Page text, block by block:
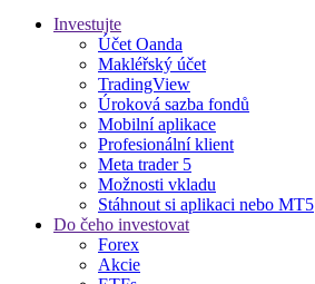
Investujte
Účet Oanda
Makléřský účet
TradingView
Úroková sazba fondů
Mobilní aplikace
Profesionální klient
Meta trader 5
Možnosti vkladu
Stáhnout si aplikaci nebo MT5
Do čeho investovat
Forex
Akcie